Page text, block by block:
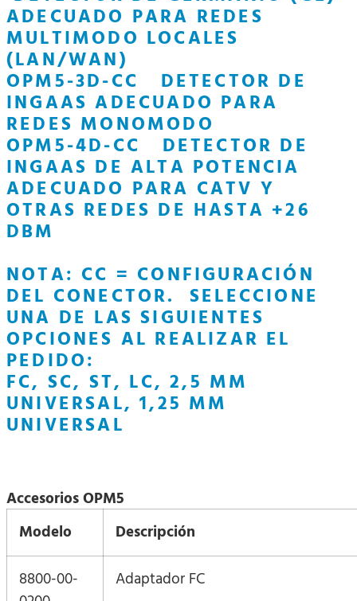
ADECUADO PARA REDES
MULTIMODO LOCALES
(LAN/WAN)
OPM5-3D-CC DETECTOR DE
INGAAS ADECUADO PARA
REDES MONOMODO
OPM5-4D-CC DETECTOR DE
INGAAS DE ALTA POTENCIA
ADECUADO PARA CATV Y
OTRAS REDES DE HASTA +26
DBM
NOTA: CC = CONFIGURACIÓN
DEL CONECTOR. SELECCIONE
UNA DE LAS SIGUIENTES
OPCIONES AL REALIZAR EL
PEDIDO:
FC, SC, ST, LC, 2,5 MM
UNIVERSAL, 1,25 MM
UNIVERSAL
Accesorios OPM5
Modelo
Descripción
8800-00-
Adaptador FC